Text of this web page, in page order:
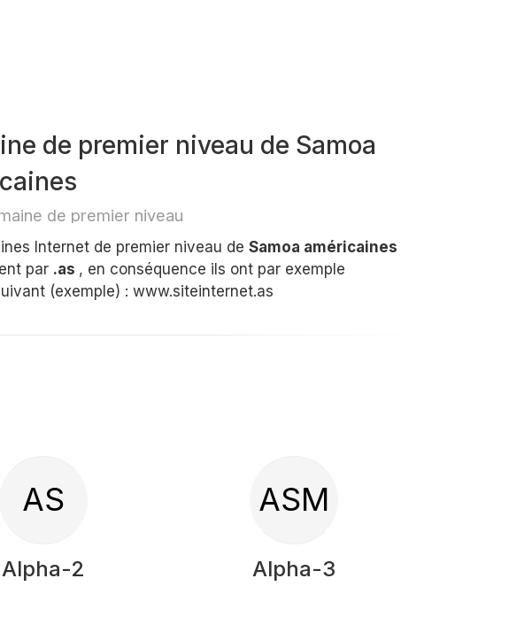
de premier niveau de Samoa
de premier niveau
Internet de premier niveau de Samoa américaines
par .as , en conséquence ils ont par exemple
(exemple) : www.siteinternet.as
AS
Alpha-2
ASM
Alpha-3